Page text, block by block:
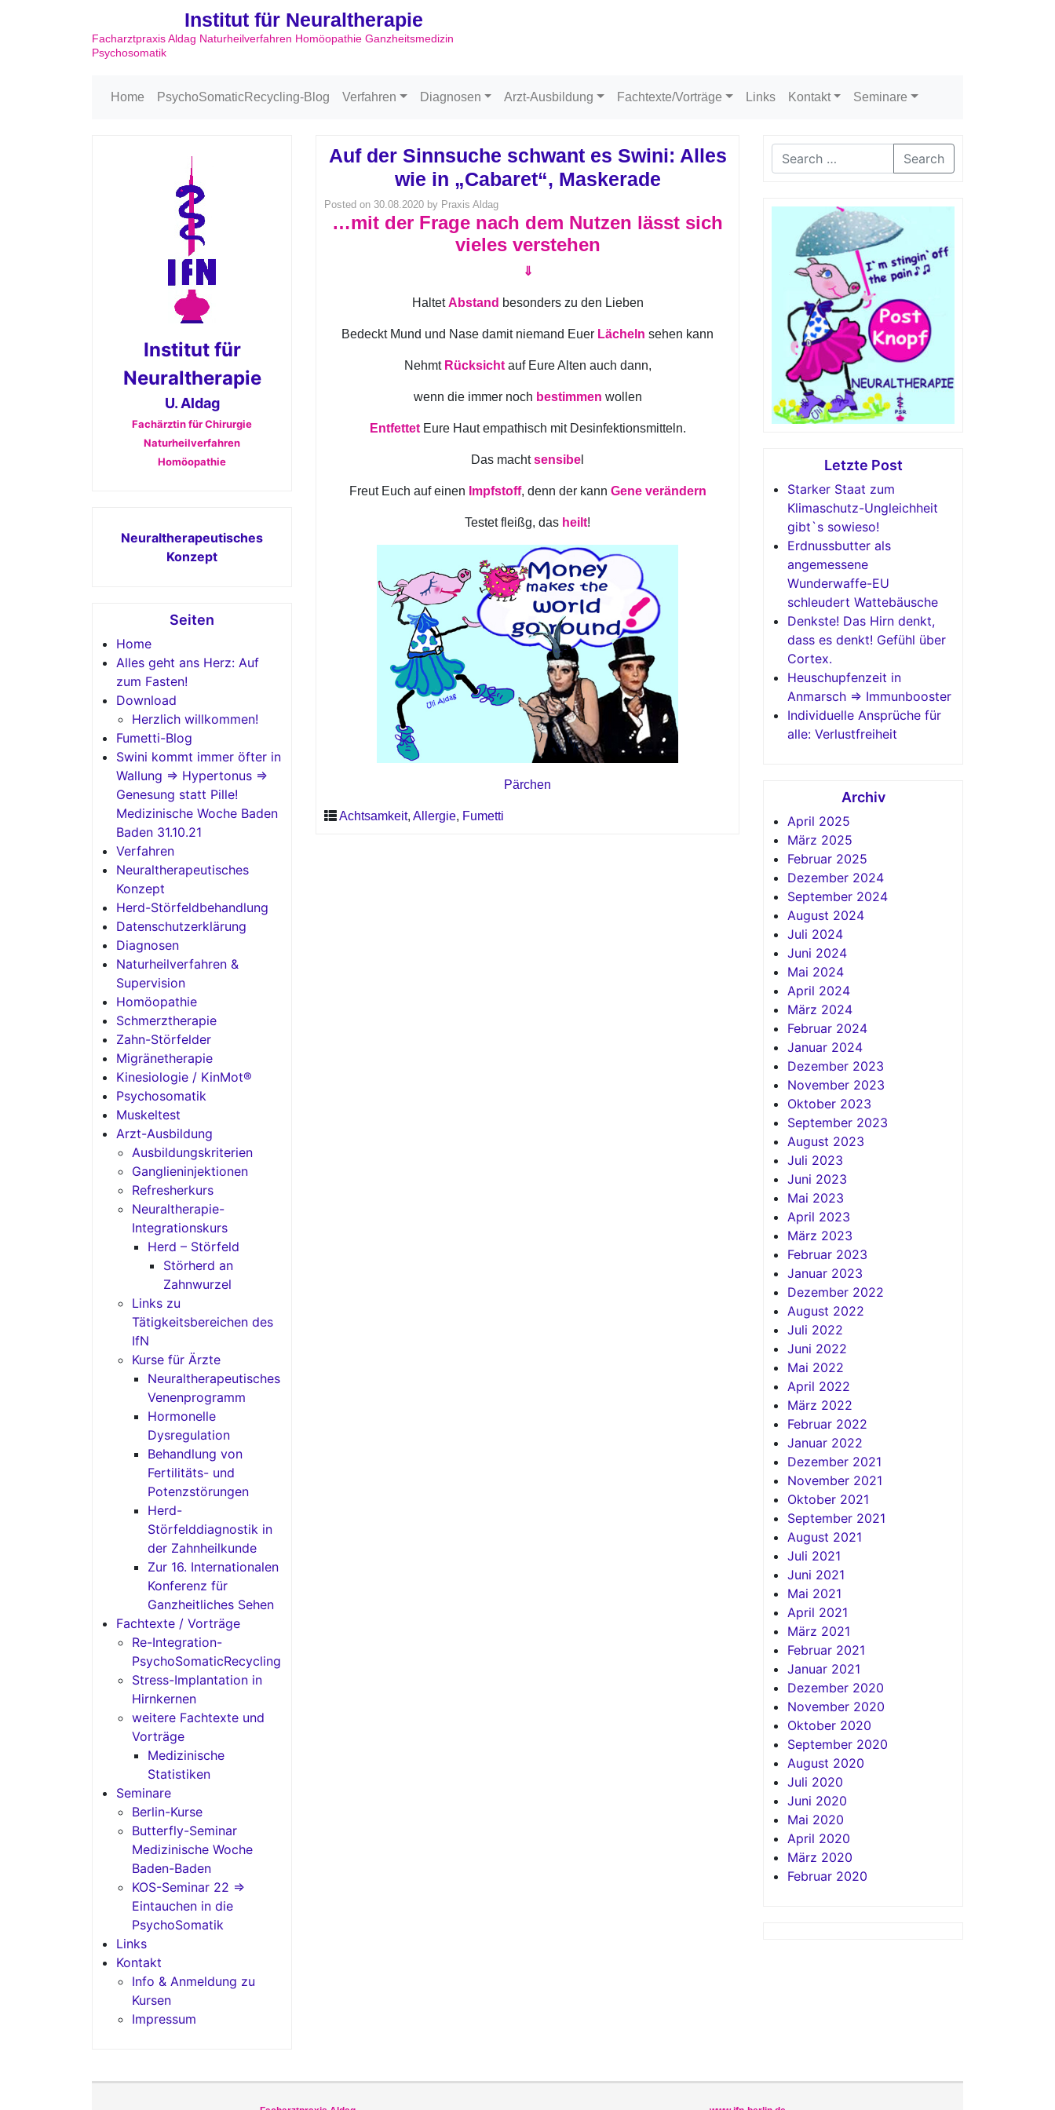
Institut für Neuraltherapie
Facharztpraxis Aldag Naturheilverfahren Homöopathie Ganzheitsmedizin
Psychosomatik
Home PsychoSomaticRecycling-Blog Verfahren Diagnosen Arzt-Ausbildung Fachtexte/Vorträge Links Kontakt Seminare
Institut für
Neuraltherapie
U. Aldag
Fachärztin für Chirurgie
Naturheilverfahren
Homöopathie
Neuraltherapeutisches
Konzept
Seiten
Home
Alles geht ans Herz: Auf
zum Fasten!
Download
Herzlich willkommen!
Fumetti-Blog
Swini kommt immer öfter in
Wallung => Hypertonus =>
Genesung statt Pille!
Medizinische Woche Baden
Baden 31.10.21
Verfahren
Neuraltherapeutisches
Konzept
Herd-Störfeldbehandlung
Datenschutzerklärung
Diagnosen
Naturheilverfahren &
Supervision
Homöopathie
Schmerztherapie
Zahn-Störfelder
Migränetherapie
Kinesiologie / KinMot®
Psychosomatik
Muskeltest
Arzt-Ausbildung
Ausbildungskriterien
Ganglieninjektionen
Refresherkurs
Neuraltherapie-
Integrationskurs
Herd – Störfeld
Störherd an
Zahnwurzel
Links zu
Tätigkeitsbereichen des
IfN
Kurse für Ärzte
Neuraltherapeutisches
Venenprogramm
Hormonelle
Dysregulation
Behandlung von
Fertilitäts- und
Potenzstörungen
Herd-
Störfelddiagnostik in
der Zahnheilkunde
Zur 16. Internationalen
Konferenz für
Ganzheitliches Sehen
Fachtexte / Vorträge
Re-Integration-
PsychoSomaticRecycling
Stress-Implantation in
Hirnkernen
weitere Fachtexte und
Vorträge
Medizinische
Statistiken
Seminare
Berlin-Kurse
Butterfly-Seminar
Medizinische Woche
Baden-Baden
KOS-Seminar 22 =>
Eintauchen in die
PsychoSomatik
Links
Kontakt
Info & Anmeldung zu
Kursen
Impressum
Auf der Sinnsuche schwant es Swini: Alles
wie in „Cabaret“, Maskerade
Posted on 30.08.2020 by Praxis Aldag
…mit der Frage nach dem Nutzen lässt sich
vieles verstehen
⇓
HaltetAbstand besonders zu den Lieben
Bedeckt Mund und Nase damit niemand Euer Lächeln sehen kann
NehmtRücksichtauf Eure Alten auch dann,
wenn die immer noch bestimmen wollen
EntfettetEure Haut empathisch mit Desinfektionsmitteln.
Das machtsensibe
Freut Euch auf einen Impfstoff, denn der kann Gene verändern
Testet fleißg, das heilt!
Pärchen
Achtsamkeit, Allergie, Fumetti
Search
Letzte Post
Starker Staat zum
Klimaschutz-Ungleichheit
gibt`s sowieso!
Erdnussbutter als
angemessene
Wunderwaffe-EU
schleudert Wattebäusche
Denkste! Das Hirn denkt,
dass es denkt! Gefühl über
Cortex.
Heuschupfenzeit in
Anmarsch => Immunbooster
Individuelle Ansprüche für
alle: Verlustfreiheit
Archiv
April 2025
März 2025
Februar 2025
Dezember 2024
September 2024
August 2024
Juli 2024
Juni 2024
Mai 2024
April 2024
März 2024
Februar 2024
Januar 2024
Dezember 2023
November 2023
Oktober 2023
September 2023
August 2023
Juli 2023
Juni 2023
Mai 2023
April 2023
März 2023
Februar 2023
Januar 2023
Dezember 2022
August 2022
Juli 2022
Juni 2022
Mai 2022
April 2022
März 2022
Februar 2022
Januar 2022
Dezember 2021
November 2021
Oktober 2021
September 2021
August 2021
Juli 2021
Juni 2021
Mai 2021
April 2021
März 2021
Februar 2021
Januar 2021
Dezember 2020
November 2020
Oktober 2020
September 2020
August 2020
Juli 2020
Juni 2020
Mai 2020
April 2020
März 2020
Februar 2020